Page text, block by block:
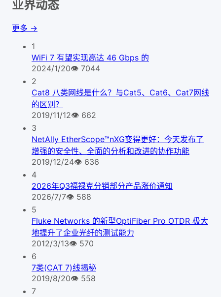
业界动态
更多 →
1
WiFi 7 有望实现高达 46 Gbps 的
2024/1/20👁 7044
2
Cat8 八类网线是什么？与Cat5、Cat6、Cat7网线
的区别？
2019/11/12👁 662
3
NetAlly EtherScope™nXG变得更好：今天发布了
增强的安全性、全面的分析和改进的协作功能
2019/12/24👁 636
4
2026年Q3福禄克分销部分产品涨价通知
2026/7/7👁 588
5
Fluke Networks 的新型OptiFiber Pro OTDR 极大
地提升了企业光纤的测试能力
2012/3/13👁 570
6
7类(CAT 7)线揭秘
2019/8/20👁 558
7